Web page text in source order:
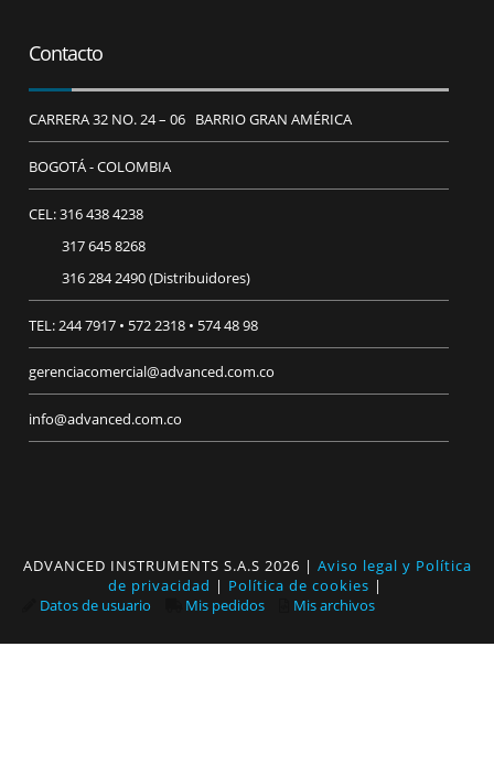
Contacto
CARRERA 32 NO. 24 – 06 BARRIO GRAN AMÉRICA
BOGOTÁ - COLOMBIA
CEL: 316 438 4238
317 645 8268
316 284 2490 (Distribuidores)
TEL: 244 7917 • 572 2318 • 574 48 98
gerenciacomercial@advanced.com.co
info@advanced.com.co
ADVANCED INSTRUMENTS S.A.S 2026 | Aviso legal y Política
de privacidad | Política de cookies |
Datos de usuario
Mis pedidos Mis archivos